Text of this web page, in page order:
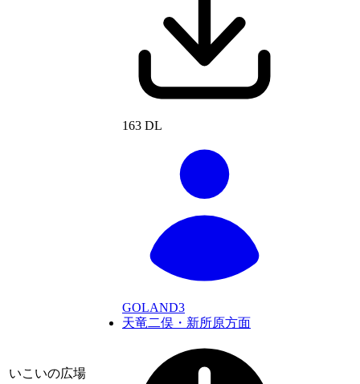
いこいの広場
163 DL
GOLAND3
天竜二俣・新所原方面